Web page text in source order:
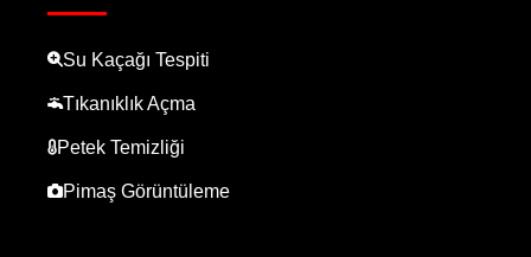
Su Kaçağı Tespiti
Tıkanıklık Açma
Petek Temizliği
Pimaş Görüntüleme